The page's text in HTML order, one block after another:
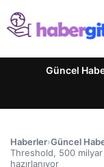
Güncel
Haberler›Güncel
Threshold, 500
hazırlanıyor